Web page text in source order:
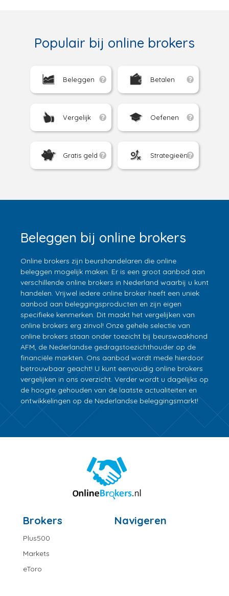
Populair bij online brokers
Beleggen Betalen
Vergelijk Oefenen
Gratis geld Strategieën
Beleggen bij online brokers
Online brokers zijn beurshandelaren die online
beleggen mogelijk maken. Er is een groot aanbod aan
verschillende online brokers in Nederland waarbij u kunt
handelen. Vrijwel iedere online broker heeft een uniek
aanbod aan beleggingsproducten en zijn eigen
specifieke kenmerken. Dit maakt het vergelijken van
online brokers erg zinvol! Onze gehele selectie van
online brokers staan onder toezicht bij beurswaakhond
AFM, de Nederlandse gedragstoezichthouder op de
financiële markten. Ons aanbod wordt mede hierdoor
betrouwbaar geacht! U kunt eenvoudig online brokers
vergelijken in ons overzicht. Verder wordt u dagelijks op
de hoogte gehouden van de laatste actualiteiten en
ontwikkelingen op de Nederlandse beleggingsmarkt!
Brokers
Plus500
Markets
eToro
Navigeren